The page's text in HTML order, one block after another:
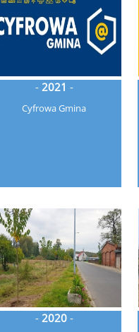
- 2021 -
Cyfrowa Gmina
- 2020 -